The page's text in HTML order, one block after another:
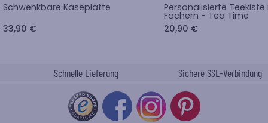
Schwenkbare Käseplatte
33,90 €
Personalisierte
Fächern - Tea Time
20,90 €
Schnelle Lieferung Sichere SSL-Verbindung